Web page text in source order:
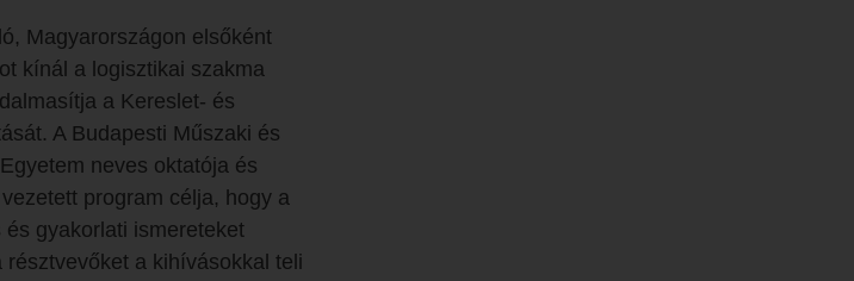
Magyarországon elsőként
kínál a logisztikai szakma
a Kereslet- és
A Budapesti Műszaki és
neves oktatója és
program célja, hogy a
és gyakorlati ismereteket
a kihívásokkal teli